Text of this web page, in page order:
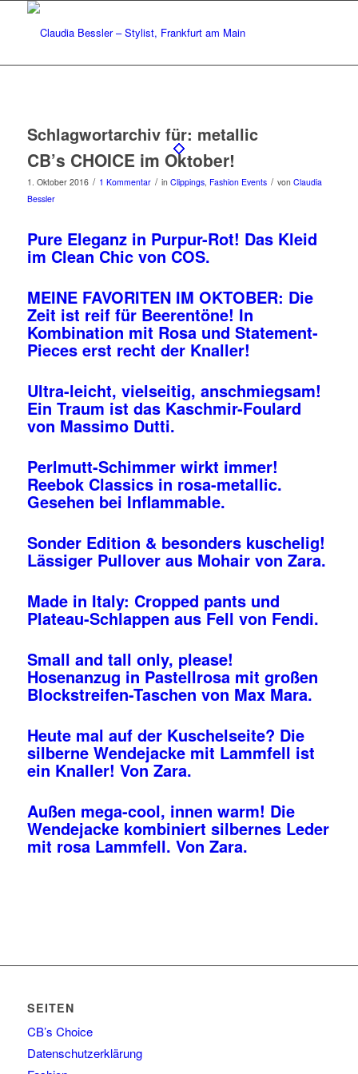
Schlagwortarchiv für: metallic
CB’s CHOICE im Oktober!
1. Oktober 2016 / 1 Kommentar / in Clippings, Fashion Events / von Claudia
Bessler
Pure Eleganz in Purpur-Rot! Das Kleid
im Clean Chic von COS.
MEINE FAVORITEN IM OKTOBER: Die
Zeit ist reif für Beerentöne! In
Kombination mit Rosa und Statement-
Pieces erst recht der Knaller!
Ultra-leicht, vielseitig, anschmiegsam!
Ein Traum ist das Kaschmir-Foulard
von Massimo Dutti.
Perlmutt-Schimmer wirkt immer!
Reebok Classics in rosa-metallic.
Gesehen bei Inflammable.
Sonder Edition & besonders kuschelig!
Lässiger Pullover aus Mohair von Zara.
Made in Italy: Cropped pants und
Plateau-Schlappen aus Fell von Fendi.
Small and tall only, please!
Hosenanzug in Pastellrosa mit großen
Blockstreifen-Taschen von Max Mara.
Heute mal auf der Kuschelseite? Die
silberne Wendejacke mit Lammfell ist
ein Knaller! Von Zara.
Außen mega-cool, innen warm! Die
Wendejacke kombiniert silbernes Leder
mit rosa Lammfell. Von Zara.
SEITEN
CB’s Choice
Datenschutzerklärung